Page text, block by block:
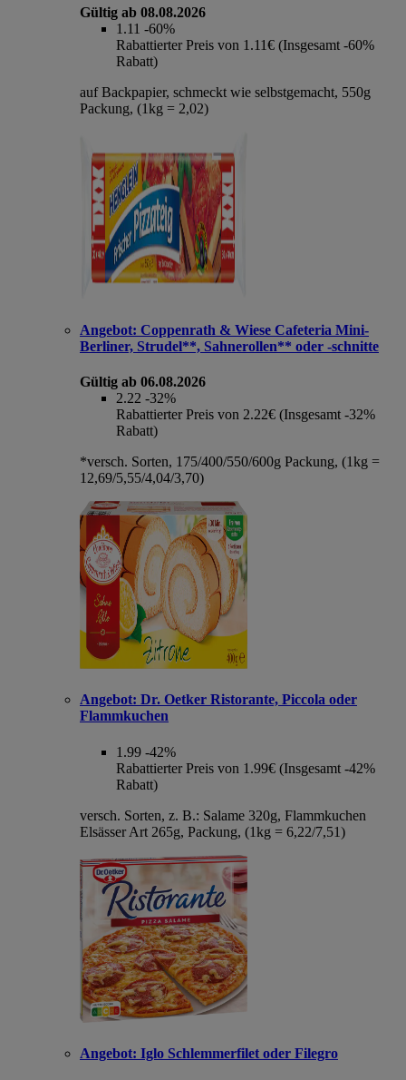
Gültig ab 08.08.2026
1.11 -60%
Rabattierter Preis von 1.11€ (Insgesamt -60%
Rabatt)
auf Backpapier, schmeckt wie selbstgemacht, 550g
Packung, (1kg = 2,02)
Angebot: Coppenrath & Wiese Cafeteria Mini-
Berliner, Strudel**, Sahnerollen** oder -schnitte
Gültig ab 06.08.2026
2.22 -32%
Rabattierter Preis von 2.22€ (Insgesamt -32%
Rabatt)
*versch. Sorten, 175/400/550/600g Packung, (1kg =
12,69/5,55/4,04/3,70)
Angebot: Dr. Oetker Ristorante, Piccola oder
Flammkuchen
1.99 -42%
Rabattierter Preis von 1.99€ (Insgesamt -42%
Rabatt)
versch. Sorten, z. B.: Salame 320g, Flammkuchen
Elsässer Art 265g, Packung, (1kg = 6,22/7,51)
Angebot: Iglo Schlemmerfilet oder Filegro